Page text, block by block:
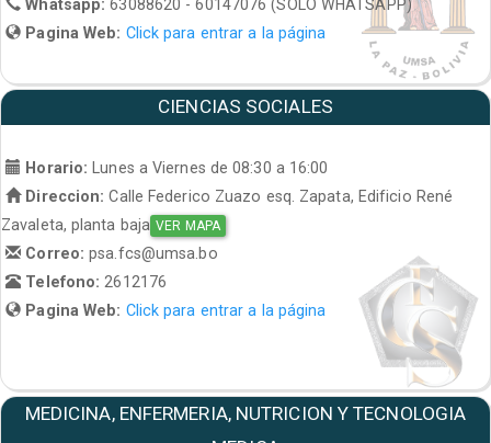
Whatsapp:63088620 - 60147076 (SOLO WHATSAPP)
Pagina Web: Click para entrar a la página
CIENCIAS SOCIALES
Horario:
Lunes a Viernes de 08:30 a 16:00
Direccion: Calle Federico Zuazo esq. Zapata, Edificio René
Zavaleta, planta baja VER MAPA
Correo:psa.fcs@umsa.bo
Telefono: 2612176
Pagina Web: Click para entrar a la página
MEDICINA, ENFERMERIA, NUTRICION Y TECNOLOGIA